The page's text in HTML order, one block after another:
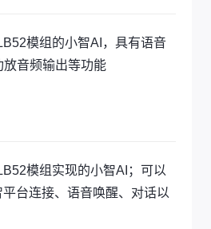
模组的小智AI，具有语音
音频输出等功能
模组实现的小智AI；可以
台连接、语音唤醒、对话以